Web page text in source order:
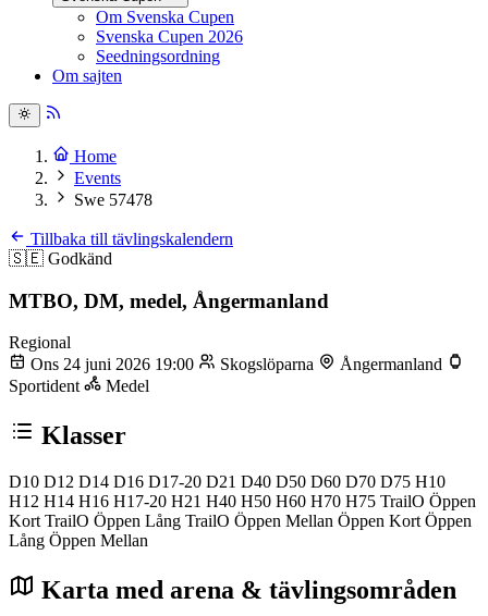
Om Svenska Cupen
Svenska Cupen 2026
Seedningsordning
Om sajten
Home
Events
Swe 57478
Tillbaka till tävlingskalendern
🇸🇪 Godkänd
MTBO, DM, medel, Ångermanland
Regional
Ons 24 juni 2026 19:00
Skogslöparna
Ångermanland
Sportident
Medel
Klasser
D10 D12 D14 D16 D17-20 D21 D40 D50 D60 D70 D75 H10
H12 H14 H16 H17-20 H21 H40 H50 H60 H70 H75 TrailO Öppen
Kort TrailO Öppen Lång TrailO Öppen Mellan Öppen Kort Öppen
Lång Öppen Mellan
Karta med arena & tävlingsområden